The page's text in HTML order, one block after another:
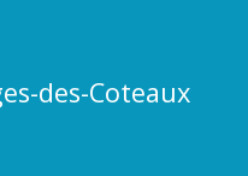
des-Coteaux